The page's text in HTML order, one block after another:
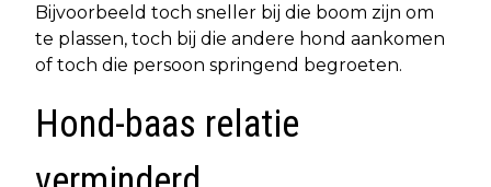
Bijvoorbeeld toch sneller bij die boom zijn om
te plassen, toch bij die andere hond aankomen
of toch die persoon springend begroeten.
Hond-baas relatie